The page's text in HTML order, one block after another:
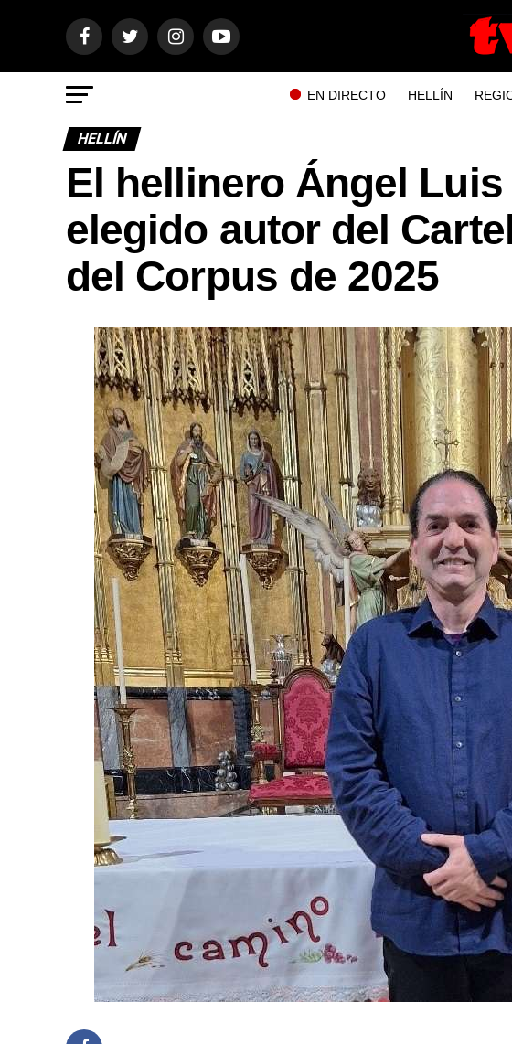
EN DIRECTO HELLÍN
HELLÍN
El hellinero Ángel Luis
elegido autor del
del Corpus de 2025